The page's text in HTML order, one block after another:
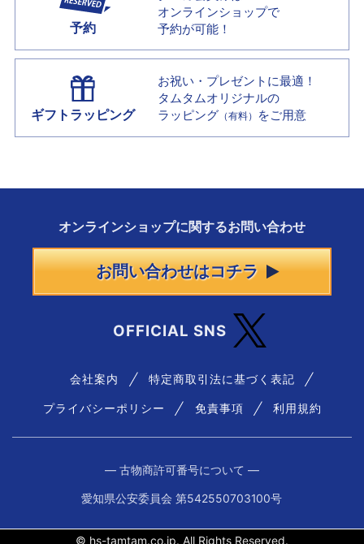
予約
オンラインショップで
予約が可能！
ギフトラッピング
お祝い・プレゼントに最適！
タムタムオリジナルの
ラッピング （有料） をご用意
オンラインショップに関するお問い合わせ
お問い合わせはコチラ
OFFICIAL SNS
会社案内 特定商取引法に基づく表記
プライバシーポリシー 免責事項 利用規約
― 古物商許可番号について ―
愛知県公安委員会 第542550703100号
© hs-tamtam.co.jp. All Rights Reserved.